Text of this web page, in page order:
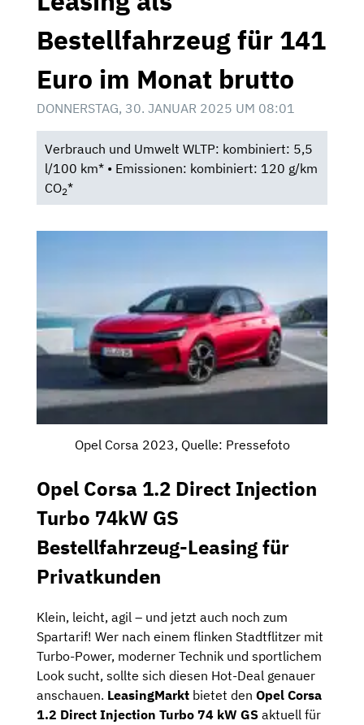
Bestellfahrzeug für 141
Euro im Monat brutto
DONNERSTAG, 30. JANUAR 2025 UM 08:01
Verbrauch und Umwelt WLTP: kombiniert: 5,5
l/100 km* • Emissionen: kombiniert: 120 g/km
CO2*
Opel Corsa 2023, Quelle: Pressefoto
Opel Corsa 1.2 Direct Injection
Turbo 74kW GS
Bestellfahrzeug-Leasing für
Privatkunden
Klein, leicht, agil – und jetzt auch noch zum
Spartarif! Wer nach einem flinken Stadtflitzer mit
Turbo-Power, moderner Technik und sportlichem
Look sucht, sollte sich diesen Hot-Deal genauer
anschauen. LeasingMarkt bietet den Opel Corsa
1.2 Direct Injection Turbo 74 kW GS aktuell für